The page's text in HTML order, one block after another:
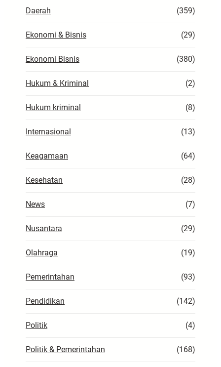
Daerah (359)
Ekonomi & Bisnis (29)
Ekonomi Bisnis (380)
Hukum & Kriminal (2)
Hukum kriminal (8)
Internasional (13)
Keagamaan (64)
Kesehatan (28)
News (7)
Nusantara (29)
Olahraga (19)
Pemerintahan (93)
Pendidikan (142)
Politik (4)
Politik & Pemerintahan (168)